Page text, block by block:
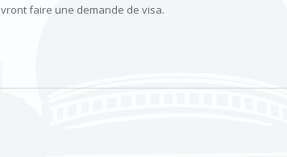
faire une demande de visa.